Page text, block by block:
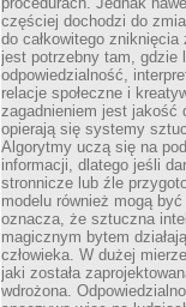
częściej dochodzi do
do całkowitego zniknięcia
jest potrzebny tam, gdzie
odpowiedzialność,
relacje społeczne i
zagadnieniem jest jakość
opierają się systemy
Algorytmy uczą się na
informacji, dlatego jeśli
stronnicze lub źle
modelu również mogą
oznacza, że sztuczna
magicznym bytem
człowieka. W dużej
jaki została
wdrożona.